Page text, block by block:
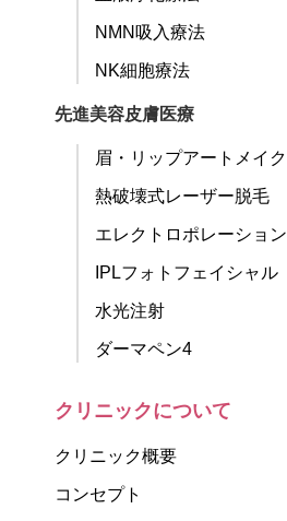
NMN吸入療法
NK細胞療法
先進美容皮膚医療
眉・リップアートメイク
熱破壊式レーザー脱毛
エレクトロポレーション
IPLフォトフェイシャル
水光注射
ダーマペン4
クリニックについて
クリニック概要
コンセプト